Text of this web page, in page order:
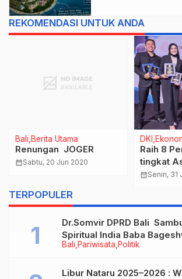
REKOMENDASI UNTUK ANDA
Bali Berita Utama
Renungan JOGER
calendar_monthSabtu, 20 Jun 2020
DKI
Raih 8
tingkat
Contact
calendar_monthSenin, 31
TERPOPULER
Bali Pariwisata Politik
Dr.Somvir DPRD Bali
Spiritual India Baba
Libur Nataru 2025–2026 :